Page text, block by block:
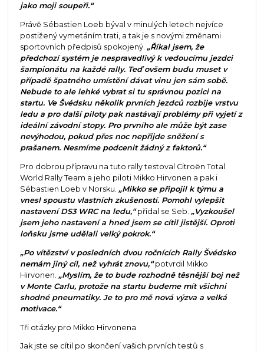
jako moji soupeři.“
Právě Sébastien Loeb býval v minulých letech nejvíce
postižený vymetáním trati, a tak je s novými změnami
sportovních předpisů spokojený. „Říkal jsem, že
předchozí systém je nespravedlivý k vedoucímu jezdci
šampionátu na každé rally. Teď ovšem budu muset v
případě špatného umístění dávat vinu jen sám sobě.
Nebude to ale lehké vybrat si tu správnou pozici na
startu. Ve Švédsku několik prvních jezdců rozbije vrstvu
ledu a pro další piloty pak nastávají problémy při vyjetí z
ideální závodní stopy. Pro prvního ale může být zase
nevýhodou, pokud přes noc nepřijde sněžení s
prašanem. Nesmíme podcenit žádný z faktorů.“
Pro dobrou přípravu na tuto rally testoval Citroën Total
World Rally Team a jeho piloti Mikko Hirvonen a pak i
Sébastien Loeb v Norsku. „Mikko se připojil k týmu a
vnesl spoustu vlastních zkušeností. Pomohl vylepšit
nastavení DS3 WRC na ledu,“přidal se Seb. „Vyzkoušel
jsem jeho nastavení a hned jsem se cítil jistější. Oproti
loňsku jsme udělali velký pokrok.“
„Po vítězství v posledních dvou ročnících Rally Švédsko
nemám jiný cíl, než vyhrát znovu,“potvrdil Mikko
Hirvonen. „Myslím, že to bude rozhodně těsnější boj než
v Monte Carlu, protože na startu budeme mít všichni
shodné pneumatiky. Je to pro mě nová výzva a velká
motivace.“
Tři otázky pro Mikko Hirvonena
Jak jste se cítil po skončení vašich prvních testů s